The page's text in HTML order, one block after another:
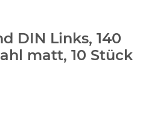
DIN Links, 140
matt, 10 Stück